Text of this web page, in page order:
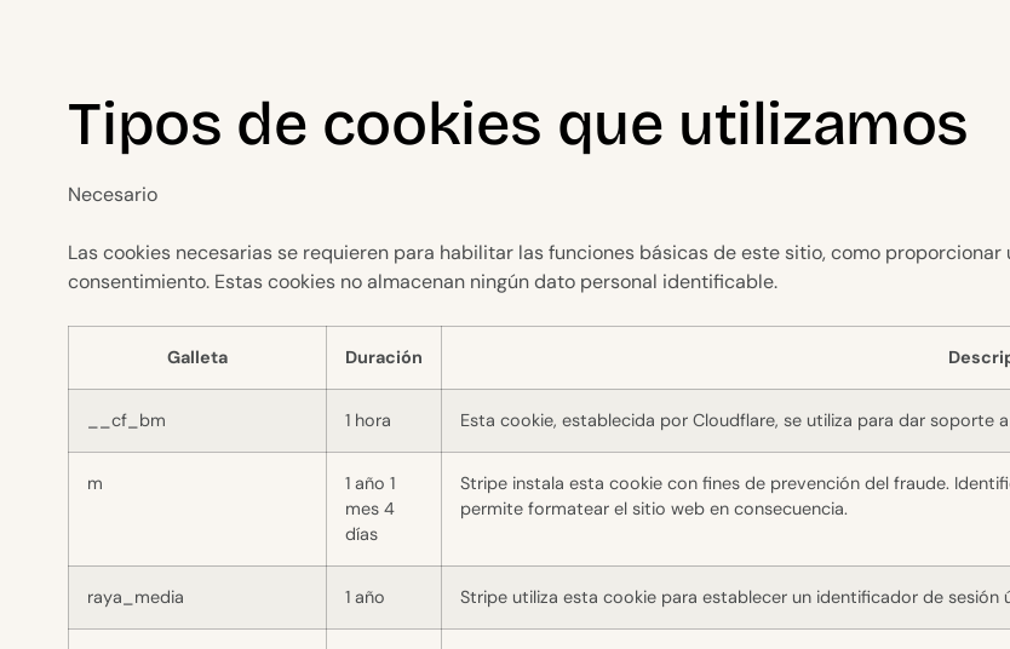
Tipos de cookies que utilizamos
Necesario
Las cookies necesarias se requieren para habilitar las funciones básicas de este sitio, como
consentimiento. Estas cookies no almacenan ningún dato personal identificable.
Galleta Duración
__cf_bm 1 hora Esta cookie, establecida por Cloudflare, se utiliza para dar soporte
m
1 año 1
mes 4
días
Stripe instala esta cookie con fines de prevención del fraude.
permite formatear el sitio web en consecuencia.
raya_media 1 año Stripe utiliza esta cookie para establecer un identificador de